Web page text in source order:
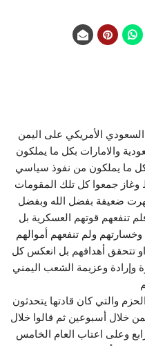
السعودي الأمريكي على اليمن
والسعودية والامارات بكل ما يملكون
ما يملكون من نفوذ سياسي
جمعوا كل تلك المقومات
ضعيفة بفضل الله وبفضل
تنفعهم قوتهم العسكرية بل
ولم تنفعهم أموالهم
تتحقق أهدافهم بل انعكس كل
وإرادة وعزيمة الشعب اليمني
والتي كان قادتها يتحدثون
خلال أسبوعين ثم قالوا خلال
وعلى اعتاب العام الخامس